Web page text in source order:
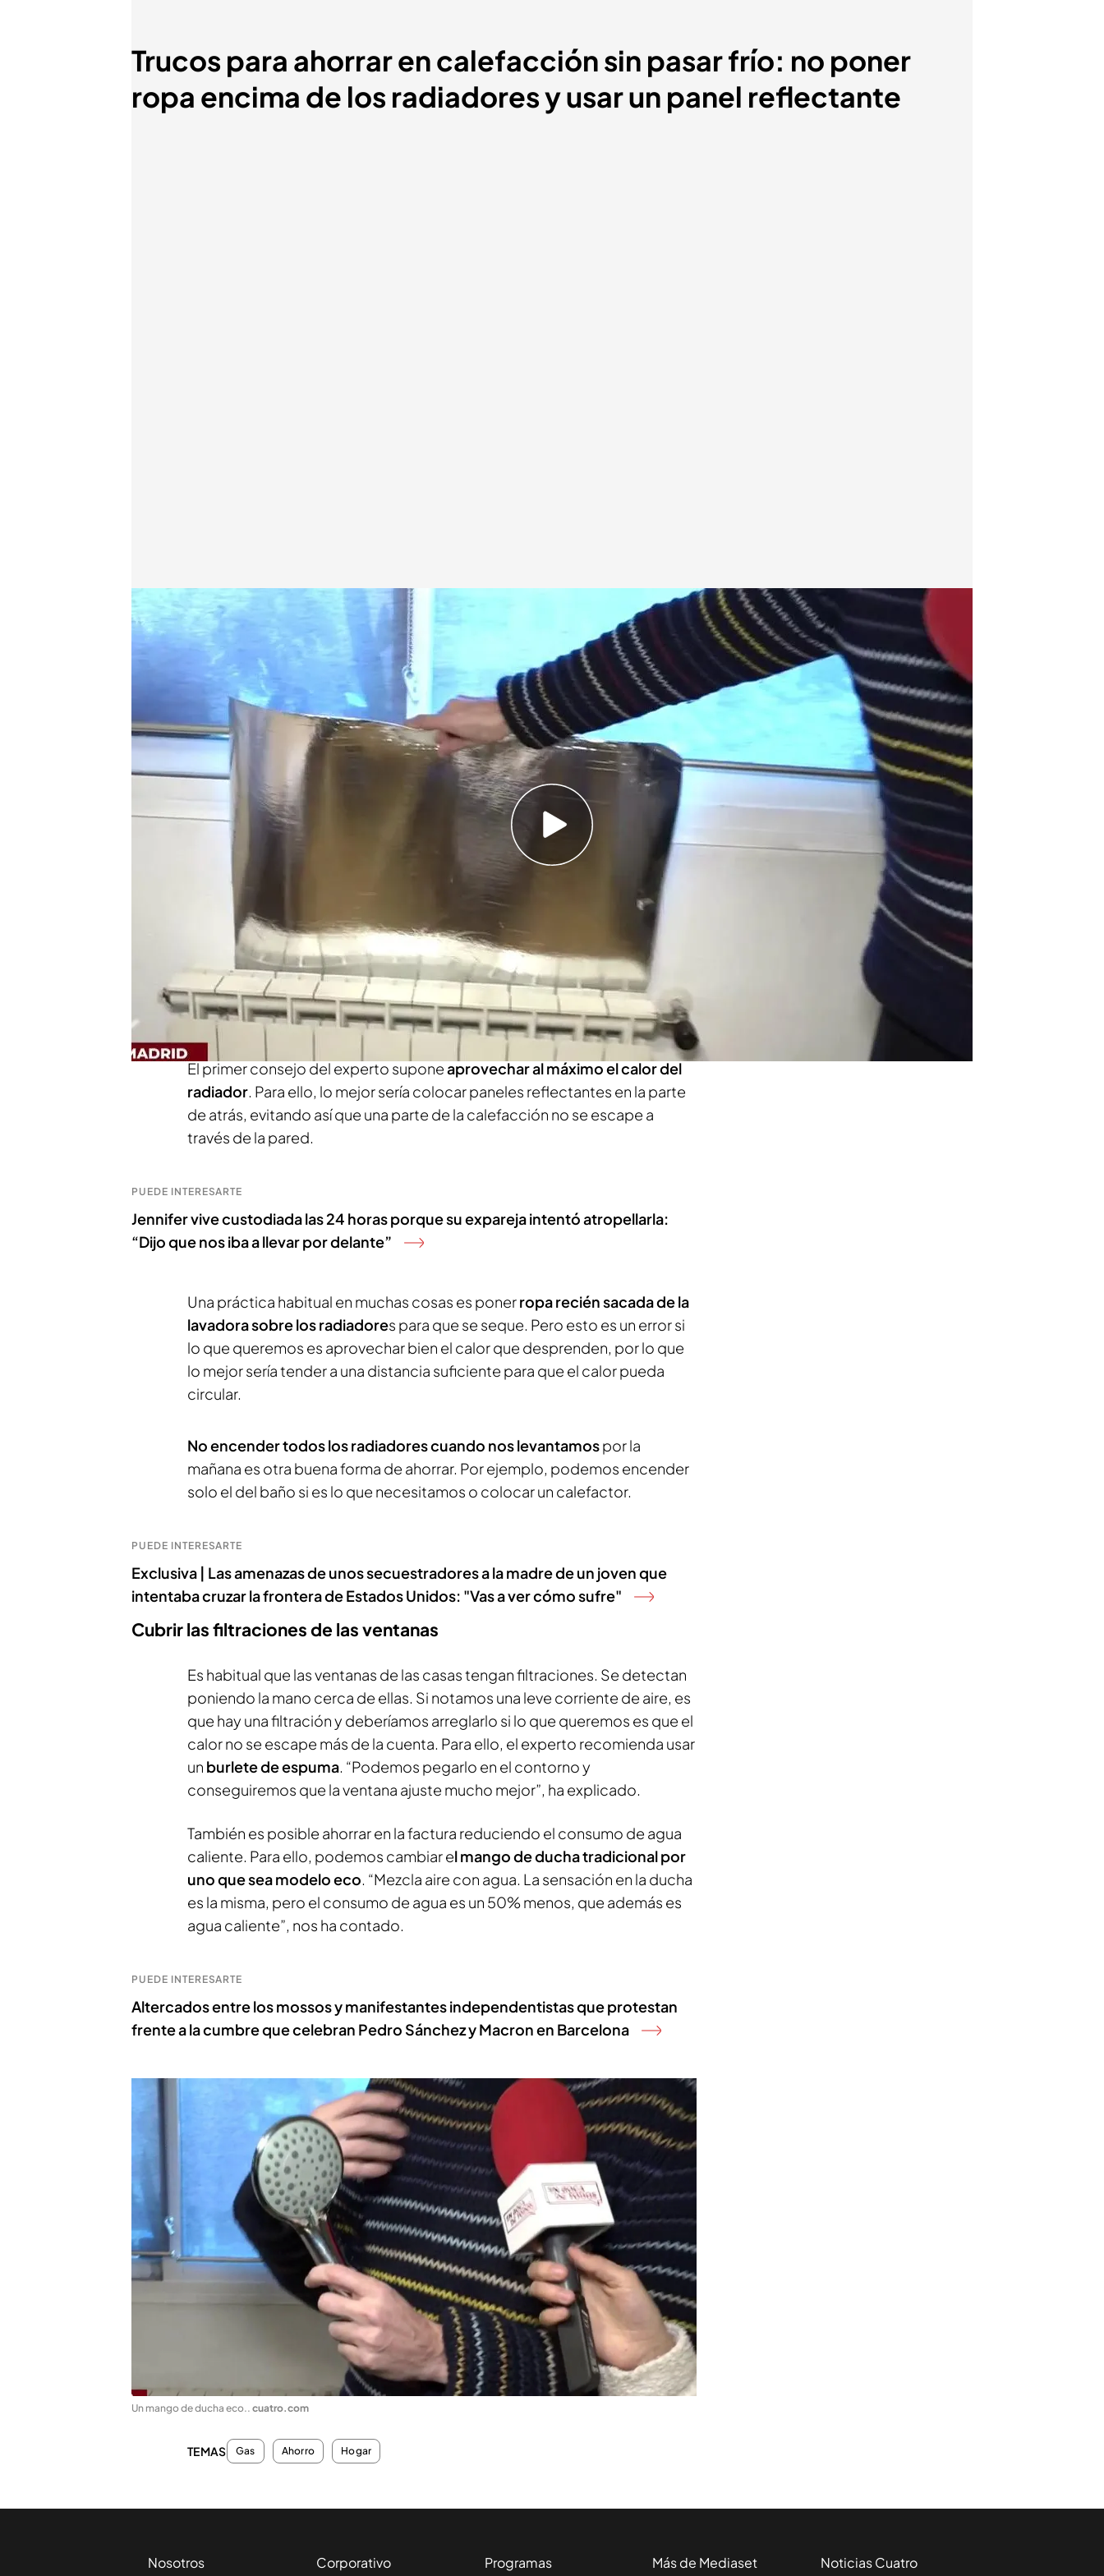
Trucos para ahorrar en calefacción sin pasar frío: no poner
ropa encima de los radiadores y usar un panel reflectante
Trucos para ahorrar en calefacción sin pasar frío.
En boca de todos
19 ENE 2023 - 17:28h.
El precio del gas está ahogando a muchas familias
Poner ropa mojada sobre los radiadores para que se sequen no es
buena idea si queremos aprovechar al máximo el calor
Sustituir el mango de ducha tradicional por uno eco puede ser una
buena solución
Compartir
precio del gas
está ahogando a muchas familias, por eso ‘En boca de
todos’ ha hablado con Ibón Cermeño, experto en ahorro y eficiencia
energética para que explique algunos trucos que nos permitanahorrar en
la factura sin pasar frío.
El primer consejo del experto suponeaprovechar al máximo el calor del
radiador. Para ello, lo mejor sería colocar paneles reflectantes en la parte
de atrás, evitando así que una parte de la calefacción no se escape a
través de la pared.
PUEDE INTERESARTE
Jennifer vive custodiada las 24 horas porque su expareja intentó atropellarla:
“Dijo que nos iba a llevar por delante”
Una práctica habitual en muchas cosas es ponerropa recién sacada de la
lavadora sobre los radiadores para que se seque. Pero esto es un error si
lo que queremos es aprovechar bien el calor que desprenden, por lo que
lo mejor sería tender a una distancia suficiente para que el calor pueda
circular.
No encender todos los radiadores cuando nos levantamospor la
mañana es otra buena forma de ahorrar. Por ejemplo, podemos encender
solo el del baño si es lo que necesitamos o colocar un calefactor.
PUEDE INTERESARTE
Exclusiva | Las amenazas de unos secuestradores a la madre de un joven que
intentaba cruzar la frontera de Estados Unidos: "Vas a ver cómo sufre"
Cubrir las filtraciones de las ventanas
Es habitual que las ventanas de las casas tengan filtraciones. Se detectan
poniendo la mano cerca de ellas. Si notamos una leve corriente de aire, es
que hay una filtración y deberíamos arreglarlo si lo que queremos es que el
calor no se escape más de la cuenta. Para ello, el experto recomienda usar
un burlete de espuma. “Podemos pegarlo en el contorno y
conseguiremos que la ventana ajuste mucho mejor”, ha explicado.
También es posible ahorrar en la factura reduciendo el consumo de agua
caliente. Para ello, podemos cambiar el mango de ducha tradicional por
uno que sea modelo eco. “Mezcla aire con agua. La sensación en la ducha
es la misma, pero el consumo de agua es un 50% menos, que además es
agua caliente”, nos ha contado.
PUEDE INTERESARTE
Altercados entre los mossos y manifestantes independentistas que protestan
frente a la cumbre que celebran Pedro Sánchez y Macron en Barcelona
Un mango de ducha eco.. cuatro.com
TEMAS Gas Ahorro Hogar
Nosotros Corporativo Programas Más de Mediaset Noticias Cuatro